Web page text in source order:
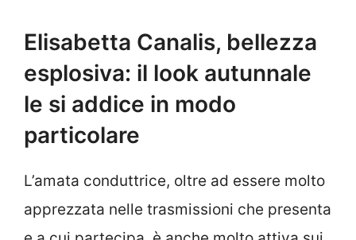
Elisabetta Canalis, bellezza
esplosiva: il look autunnale
le si addice in modo
particolare
L’amata conduttrice, oltre ad essere molto
apprezzata nelle trasmissioni che presenta